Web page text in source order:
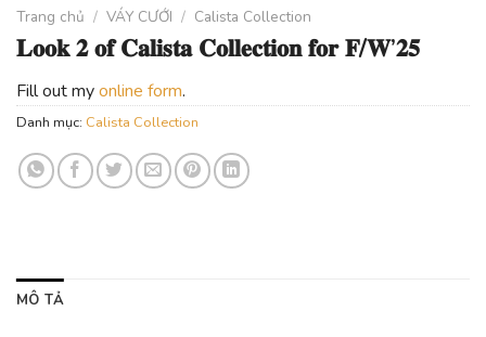
Trang chủ / VÁY CƯỚI / Calista Collection
𝐋𝐨𝐨𝐤 𝟐 𝐨𝐟 𝐂𝐚𝐥𝐢𝐬𝐭𝐚 𝐂𝐨𝐥𝐥𝐞𝐜𝐭𝐢𝐨𝐧 𝐟𝐨𝐫 𝐅/𝐖’𝟐𝟓
Fill out myonline form.
Danh mục: Calista Collection
MÔ TẢ